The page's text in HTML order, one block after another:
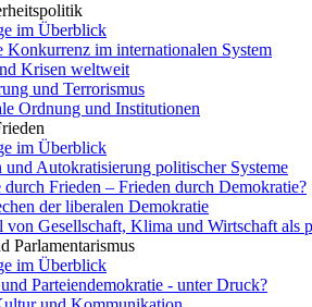
im Überblick
Konkurrenz im internationalen System
Krisen weltweit
und Terrorismus
Ordnung und Institutionen
im Überblick
und Autokratisierung politischer Systeme
Frieden – Frieden durch Demokratie?
der liberalen Demokratie
von Gesellschaft, Klima und Wirtschaft als
Parlamentarismus
im Überblick
Parteiendemokratie - unter Druck?